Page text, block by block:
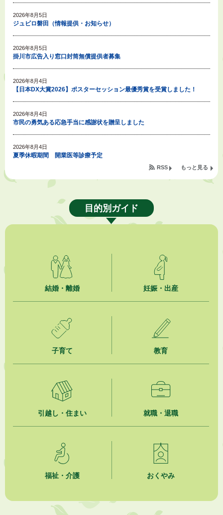
2026年8月5日
ジュビロ磐田（情報提供・お知らせ）
2026年8月5日
掛川市広告入り窓口封筒無償提供者募集
2026年8月4日
【日本DX大賞2026】ポスターセッション最優秀賞を受賞しました！
2026年8月4日
市民の勇気ある応急手当に感謝状を贈呈しました
2026年8月4日
夏季休暇期間 開業医等診療予定
2026年8月3日
「水道カルテ」の公表について
企業版ふるさと納税（地方創生応援税制）のお願い
【参加者募集】プロ棋士から学ぼう！はじめての将棋教室
「かけがわ手話動画」で手話を学ぼう！
市民活動カレンダー（リスト形式）
今月の広報かけがわ
市議会だより 第100号 (令和8年8月1日発行)を掲載しました
2026年7月31日
掛川市市民チャレンジ公募事業「Re-KAKEGAWA（リ・カケガワ）～空
き家で出会うもったいないの宝物～」開催！！
もっと見る
RSS
目的別ガイド
結婚・離婚 妊娠・出産
子育て 教育
引越し・住まい 就職・退職
福祉・介護 おくやみ